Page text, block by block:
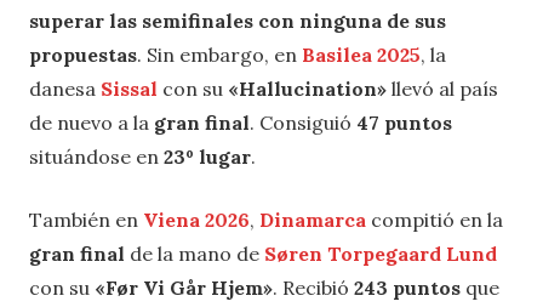
superar las semifinales con ninguna de sus
propuestas. Sin embargo, en Basilea 2025, la
danesa Sissal con su «Hallucination» llevó al país
de nuevo a la gran final. Consiguió 47 puntos
situándose en 23º lugar.
También en Viena 2026, Dinamarca compitió en la
gran final de la mano de Søren Torpegaard Lund
con su «Før Vi Går Hjem». Recibió 243 puntos que